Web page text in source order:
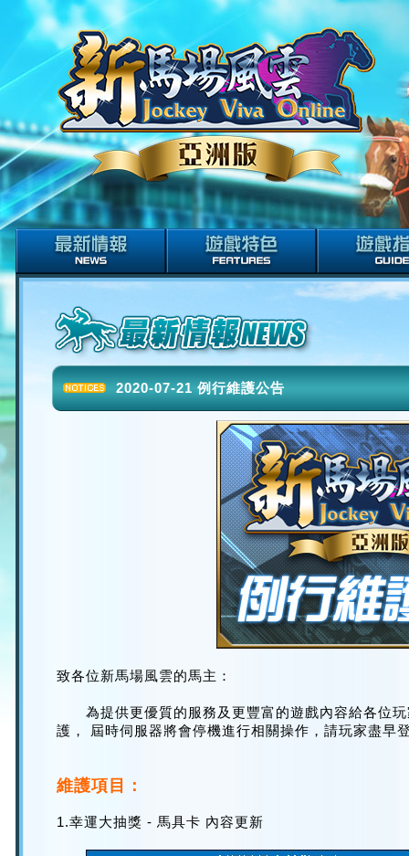
2020-07-21 例行維護公告
致各位新馬場風雲的馬主：
為提供更優質的服務及更豐富的遊戲內容給各位
護， 屆時伺服器將會停機進行相關操作，請玩家盡早
維護項目：
1.幸運大抽獎 - 馬具卡 內容更新